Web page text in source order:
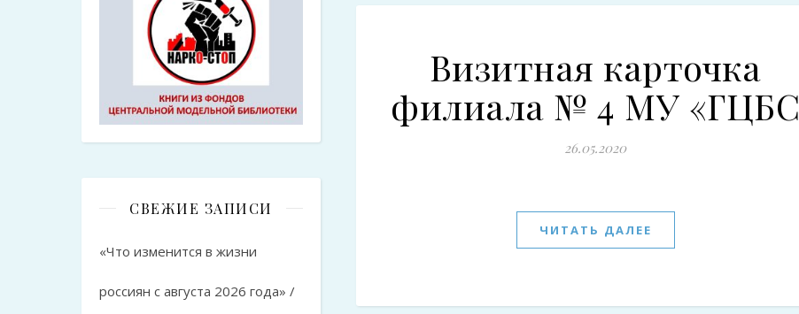
СВЕЖИЕ ЗАПИСИ
«Что изменится в жизни
россиян с августа 2026 года» /
Визитная карточка
филиала № 4 МУ «ГЦБС
26.05.2020
ЧИТАТЬ ДАЛЕЕ